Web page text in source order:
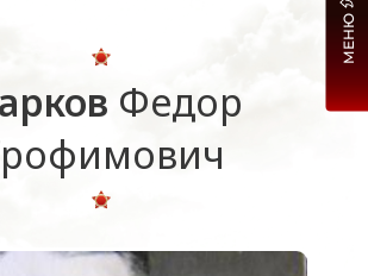
Федор
МЕНЮ